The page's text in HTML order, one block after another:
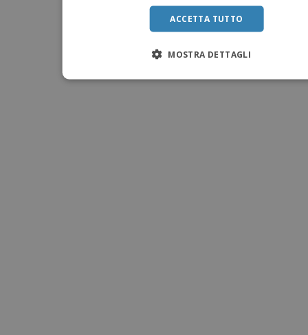
ACCETTA TUTTO
MOSTRA DETTAGLI